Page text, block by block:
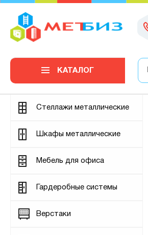
0
КАТАЛОГ
Стеллажи металлические
Шкафы металлические
Мебель для офиса
Гардеробные системы
Верстаки